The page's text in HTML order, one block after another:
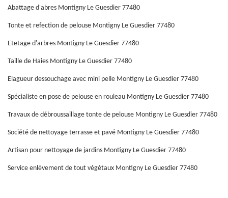
Abattage d'abres Montigny Le Guesdier 77480
Tonte et refection de pelouse Montigny Le Guesdier 77480
Etetage d'arbres Montigny Le Guesdier 77480
Taille de Haies Montigny Le Guesdier 77480
Elagueur dessouchage avec mini pelle Montigny Le Guesdier 77480
Spécialiste en pose de pelouse en rouleau Montigny Le Guesdier 77480
Travaux de débroussaillage tonte de pelouse Montigny Le Guesdier 77480
Société de nettoyage terrasse et pavé Montigny Le Guesdier 77480
Artisan pour nettoyage de jardins Montigny Le Guesdier 77480
Service enlèvement de tout végétaux Montigny Le Guesdier 77480